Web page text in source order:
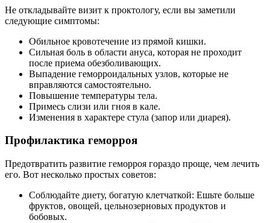
Не откладывайте визит к проктологу, если вы заметили
следующие симптомы:
Обильное кровотечение из прямой кишки.
Сильная боль в области ануса, которая не проходит
после приема обезболивающих.
Выпадение геморроидальных узлов, которые не
вправляются самостоятельно.
Повышение температуры тела.
Примесь слизи или гноя в кале.
Изменения в характере стула (запор или диарея).
Профилактика геморроя
Предотвратить развитие геморроя гораздо проще, чем лечить
его. Вот несколько простых советов:
Соблюдайте диету, богатую клетчаткой: Ешьте больше
фруктов, овощей, цельнозерновых продуктов и
бобовых.